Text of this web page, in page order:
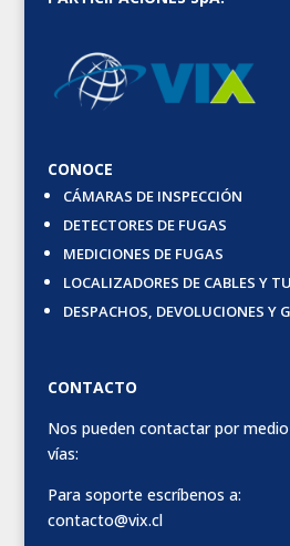
CONOCE
CÁMARAS DE INSPECCIÓN
DETECTORES DE FUGAS
MEDICIONES DE FUGAS
LOCALIZADORES DE CABLES Y
DESPACHOS, DEVOLUCIONES Y
CONTACTO
Nos pueden contactar por
vías:
Para soporte escríbenos a:
contacto@vix.cl